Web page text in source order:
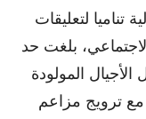
لتعليقات
بلغت حد
المولودة
مع ترويج مزاعم